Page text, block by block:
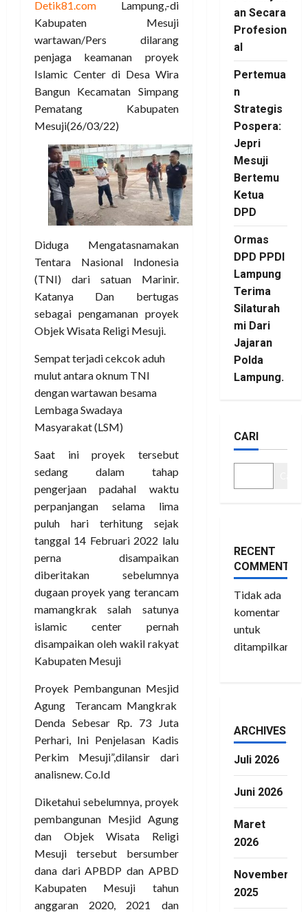
Detik81.com Lampung,-di
Kabupaten Mesuji
wartawan/Pers dilarang
penjaga keamanan proyek
Islamic Center di Desa Wira
Bangun Kecamatan Simpang
Pematang Kabupaten
Mesuji(26/03/22)
Diduga Mengatasnamakan
Tentara Nasional Indonesia
(TNI) dari satuan Marinir.
Katanya Dan bertugas
sebagai pengamanan proyek
Objek Wisata Religi Mesuji.
Sempat terjadi cekcok aduh
mulut antara oknum TNI
dengan wartawan besama
Lembaga Swadaya
Masyarakat (LSM)
Saat ini proyek tersebut
sedang dalam tahap
pengerjaan padahal waktu
perpanjangan selama lima
puluh hari terhitung sejak
tanggal 14 Februari 2022 lalu
perna disampaikan
diberitakan sebelumnya
dugaan proyek yang terancam
mamangkrak salah satunya
islamic center pernah
disampaikan oleh wakil rakyat
Kabupaten Mesuji
Proyek Pembangunan Mesjid
Agung Terancam Mangkrak
Denda Sebesar Rp. 73 Juta
Perhari, Ini Penjelasan Kadis
Perkim Mesuji”,dilansir dari
analisnew. Co.Id
Diketahui sebelumnya, proyek
pembangunan Mesjid Agung
dan Objek Wisata Religi
Mesuji tersebut bersumber
dana dari APBDP dan APBD
Kabupaten Mesuji tahun
anggaran 2020, 2021 dan
an Secara
Profesion
al
Pertemua
n
Strategis
Pospera:
Jepri
Mesuji
Bertemu
Ketua
DPD
Ormas
DPD PPDI
Lampung
Terima
Silaturah
mi Dari
Jajaran
Polda
Lampung.
CARI
RECENT
COMMENTS
Tidak ada
komentar
untuk
ditampilkan.
ARCHIVES
Juli 2026
Juni 2026
Maret
2026
November
2025